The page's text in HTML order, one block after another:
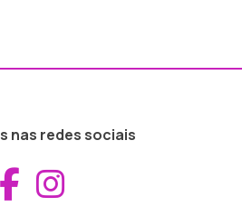
nas redes sociais
Aceder ao